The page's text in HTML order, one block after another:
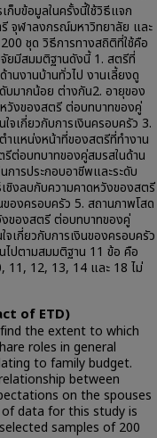
บข้อมูลในครั้งนี้ใช้วิธีแจก
จุฬาลงกรณ์มหาวิทยาลัย และ
ชุด วิธีการทางสถิติที่ใช้คือ
ยมีสมมติฐานดังนี้ 1. สตรีที่
นงานบ้านทั่วไป งานเลี้ยงดู
บมากน้อย ต่างกัน2. อายุของ
วังของสตรี ต่อบทบาทของคู่
จเกี่ยวกับการเงินครอบครัว 3.
ตำแหน่งหน้าที่ของสตรีที่ทำงาน
ต่อบทบาทของคู่สมรสในด้าน
การประกอบอาชีพและระดับ
งลบกับความคาดหวังของสตรี
องครอบครัว 5. สถานภาพโสด
ของสตรี ต่อบทบาทของคู่
เกี่ยวกับการเงินของครอบครัว
ไปตามสมมติฐาน 11 ข้อ คือ
11, 12, 13, 14 และ 18 ไม่
of ETD)
the extent to which
roles in general
to family budget.
between
on the spouses
data for this study is
samples of 200